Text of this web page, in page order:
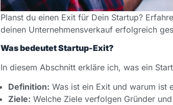
Planst du einen Exit für Dein Startup?
deinen Unternehmensverkauf erfolgreich
Was bedeutet Startup-Exit?
In diesem Abschnitt erkläre ich, was ein
Definition: Was ist ein Exit und warum ist
Ziele: Welche Ziele verfolgen Gründer